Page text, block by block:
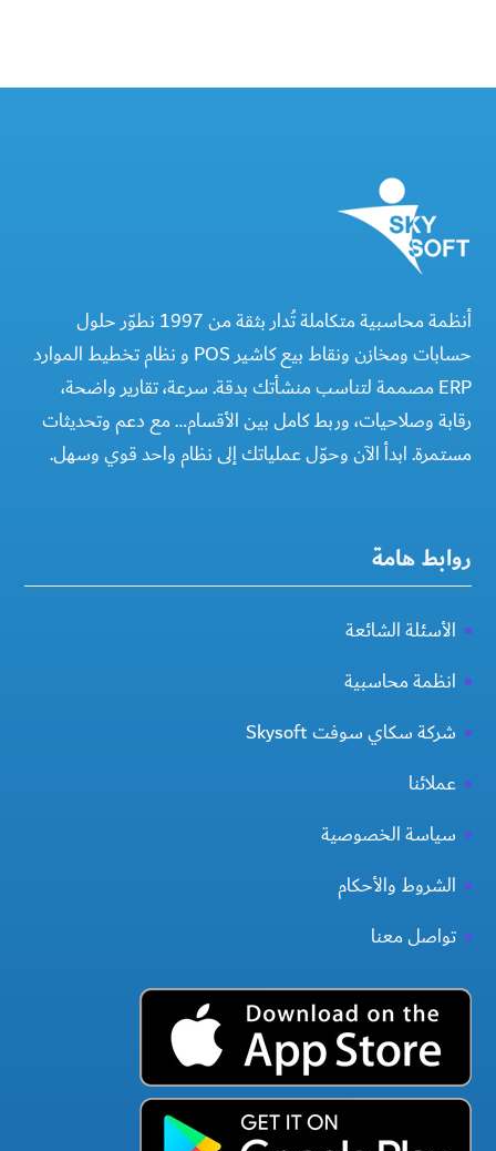
أنظمة محاسبية متكاملة تُدار بثقة من 1997 نطوّر حلول
حسابات ومخازن ونقاط بيع كاشير POS و نظام تخطيط الموارد
ERP مصممة لتناسب منشأتك بدقة. سرعة، تقارير واضحة،
رقابة وصلاحيات، وربط كامل بين الأقسام… مع دعم وتحديثات
مستمرة. ابدأ الآن وحوّل عملياتك إلى نظام واحد قوي وسهل.
روابط هامة
الأسئلة الشائعة
انظمة محاسبية
شركة سكاي سوفت Skysoft
عملائنا
سياسة الخصوصية
الشروط والأحكام
تواصل معنا